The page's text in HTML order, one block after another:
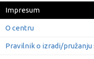
Impresum
O centru
Pravilnik o izradi/